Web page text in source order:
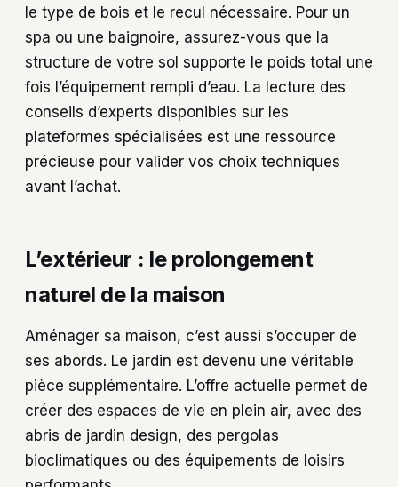
le type de bois et le recul nécessaire. Pour un
spa ou une baignoire, assurez-vous que la
structure de votre sol supporte le poids total une
fois l’équipement rempli d’eau. La lecture des
conseils d’experts disponibles sur les
plateformes spécialisées est une ressource
précieuse pour valider vos choix techniques
avant l’achat.
L’extérieur : le prolongement
naturel de la maison
Aménager sa maison, c’est aussi s’occuper de
ses abords. Le jardin est devenu une véritable
pièce supplémentaire. L’offre actuelle permet de
créer des espaces de vie en plein air, avec des
abris de jardin design, des pergolas
bioclimatiques ou des équipements de loisirs